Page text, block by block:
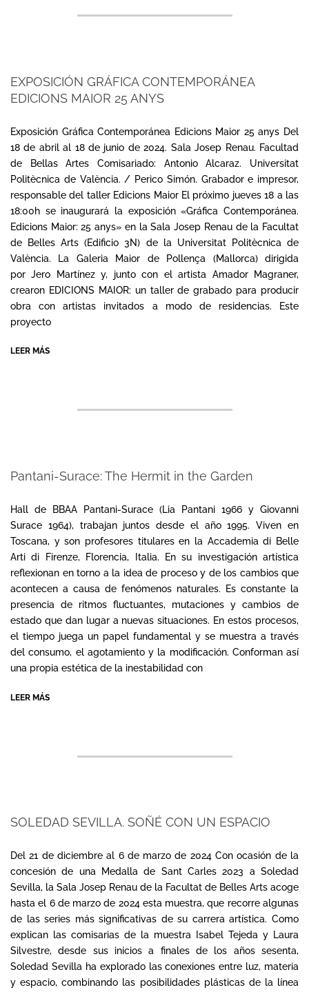
EXPOSICIÓN GRÁFICA CONTEMPORÁNEA
EDICIONS MAIOR 25 ANYS
04-
18
Exposición Gráfica Contemporánea Edicions Maior 25 anys Del
18 de abril al 18 de junio de 2024. Sala Josep Renau. Facultad
de Bellas Artes Comisariado: Antonio Alcaraz. Universitat
Politècnica de València. / Perico Simón. Grabador e impresor,
responsable del taller Edicions Maior El próximo jueves 18 a las
18:00h se inaugurará la exposición «Gráfica Contemporánea.
Edicions Maior: 25 anys» en la Sala Josep Renau de la Facultat
de Belles Arts (Edificio 3N) de la Universitat Politècnica de
València. La Galeria Maior de Pollença (Mallorca) dirigida
por Jero Martínez y, junto con el artista Amador Magraner,
crearon EDICIONS MAIOR: un taller de grabado para producir
obra con artistas invitados a modo de residencias. Este
proyecto
LEER MÁS
Pantani-Surace: The Hermit in the Garden
03-
07
Hall de BBAA Pantani-Surace (Lia Pantani 1966 y Giovanni
Surace 1964), trabajan juntos desde el año 1995. Viven en
Toscana, y son profesores titulares en la Accademia di Belle
Arti di Firenze, Florencia, Italia. En su investigación artística
reflexionan en torno a la idea de proceso y de los cambios que
acontecen a causa de fenómenos naturales. Es constante la
presencia de ritmos fluctuantes, mutaciones y cambios de
estado que dan lugar a nuevas situaciones. En estos procesos,
el tiempo juega un papel fundamental y se muestra a través
del consumo, el agotamiento y la modificación. Conforman así
una propia estética de la inestabilidad con
LEER MÁS
SOLEDAD SEVILLA. SOÑÉ CON UN ESPACIO
01-
08
Del 21 de diciembre al 6 de marzo de 2024 Con ocasión de la
concesión de una Medalla de Sant Carles 2023 a Soledad
Sevilla, la Sala Josep Renau de la Facultat de Belles Arts acoge
hasta el 6 de marzo de 2024 esta muestra, que recorre algunas
de las series más significativas de su carrera artística. Como
explican las comisarias de la muestra Isabel Tejeda y Laura
Silvestre, desde sus inicios a finales de los años sesenta,
Soledad Sevilla ha explorado las conexiones entre luz, materia
y espacio, combinando las posibilidades plásticas de la línea